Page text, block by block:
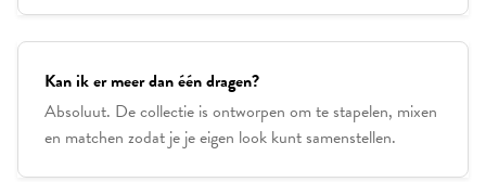
Kan ik er meer dan één dragen?
Absoluut. De collectie is ontworpen om te stapelen, mixen
en matchen zodat je je eigen look kunt samenstellen.